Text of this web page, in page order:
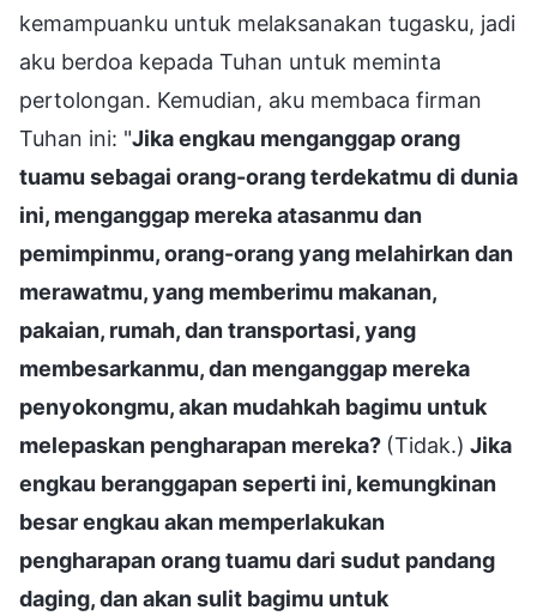
kemampuanku untuk melaksanakan tugasku, jadi
aku berdoa kepada Tuhan untuk meminta
pertolongan. Kemudian, aku membaca firman
Tuhan ini: "Jika engkau menganggap orang
tuamu sebagai orang-orang terdekatmu di dunia
ini, menganggap mereka atasanmu dan
pemimpinmu, orang-orang yang melahirkan dan
merawatmu, yang memberimu makanan,
pakaian, rumah, dan transportasi, yang
membesarkanmu, dan menganggap mereka
penyokongmu, akan mudahkah bagimu untuk
melepaskan pengharapan mereka? (Tidak.) Jika
engkau beranggapan seperti ini, kemungkinan
besar engkau akan memperlakukan
pengharapan orang tuamu dari sudut pandang
daging, dan akan sulit bagimu untuk